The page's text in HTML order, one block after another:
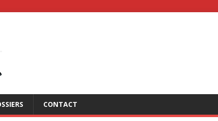
CONTACT